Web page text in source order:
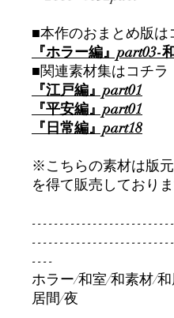
■本作のおまとめ版は
『ホラー編』part03-
■関連素材集はコチラ
『江戸編』part01
『平安編』part01
『日常編』part18
※こちらの素材は版
を得て販売しておりま
----
ホラー/和室/和素材/
居間/夜